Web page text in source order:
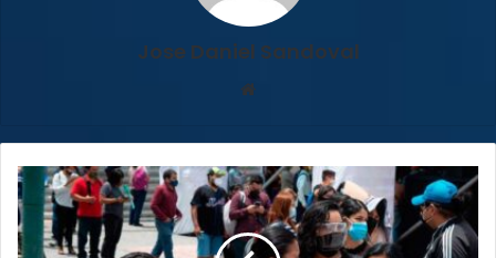
Jose Daniel Sandoval
INEC:
287
mil
personas